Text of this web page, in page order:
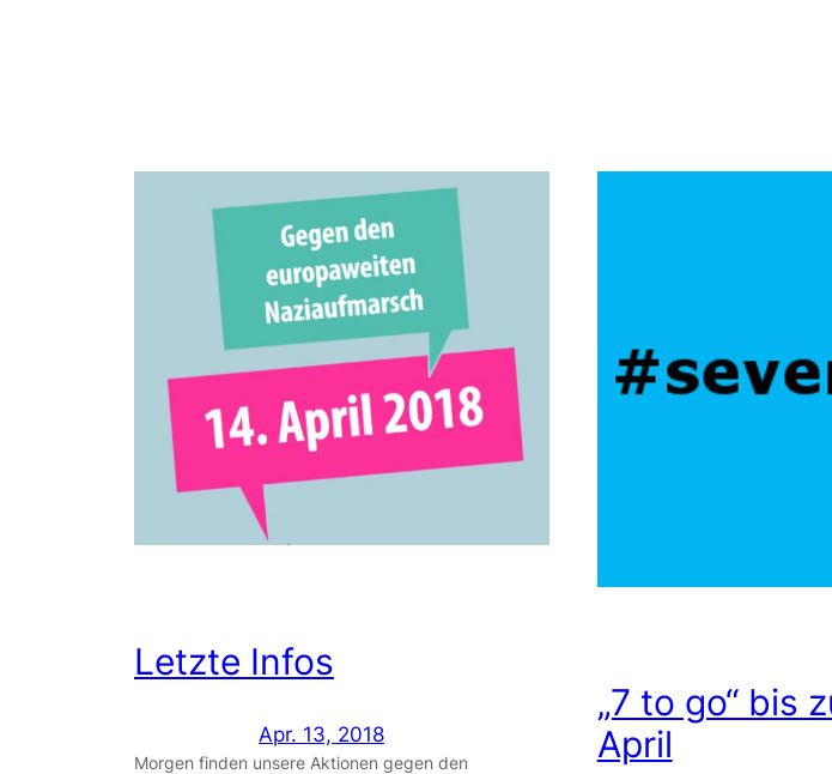
Letzte Infos
Apr. 13, 2018
Morgen finden unsere Aktionen gegen den
„7 to go“ bis
April